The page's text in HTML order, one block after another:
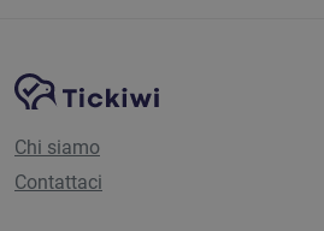
Navigazione del sito
Piattaforma Tickiwi
Chi siamo
Contattaci